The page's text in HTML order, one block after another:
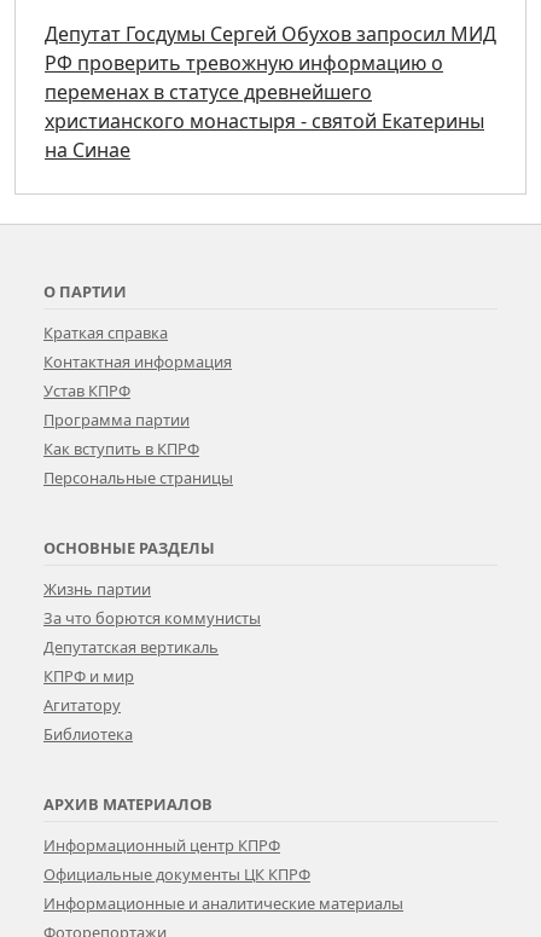
Депутат Госдумы Сергей Обухов запросил МИД
РФ проверить тревожную информацию о
переменах в статусе древнейшего
христианского монастыря - святой Екатерины
на Синае
О ПАРТИИ
Краткая справка
Контактная информация
Устав КПРФ
Программа партии
Как вступить в КПРФ
Персональные страницы
ОСНОВНЫЕ РАЗДЕЛЫ
Жизнь партии
За что борются коммунисты
Депутатская вертикаль
КПРФ и мир
Агитатору
Библиотека
АРХИВ МАТЕРИАЛОВ
Информационный центр КПРФ
Официальные документы ЦК КПРФ
Информационные и аналитические материалы
Фоторепортажи